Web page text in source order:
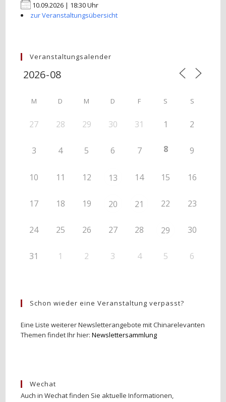
10.09.2026 | 18:30 Uhr
zur Veranstaltungsübersicht
Veranstaltungsalender
M D M D F S S
27 28 29 30 31 1 2
3 4 5 6 7 8 9
10 11 12 13 14 15 16
17 18 19 20 21 22 23
24 25 26 27 28 29 30
31 1 2 3 4 5 6
Schon wieder eine Veranstaltung verpasst?
Eine Liste weiterer Newsletterangebote mit Chinarelevanten
Themen findet Ihr hier:Newslettersammlung
Wechat
Auch in Wechat finden Sie aktuelle Informationen,